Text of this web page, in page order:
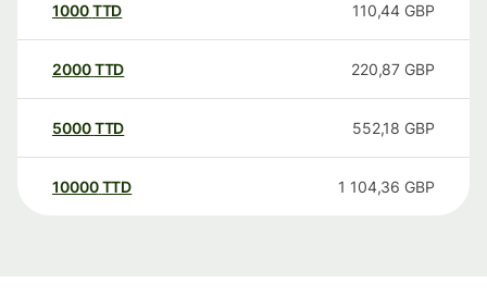
1000TTD 110,44 GBP
2000TTD 220,87 GBP
5000TTD 552,18 GBP
10000 TTD 1 104,36 GBP